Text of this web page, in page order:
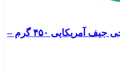
کره بادام زمینی کرانچی جیف آمریکایی ۴۵۰ گرم –